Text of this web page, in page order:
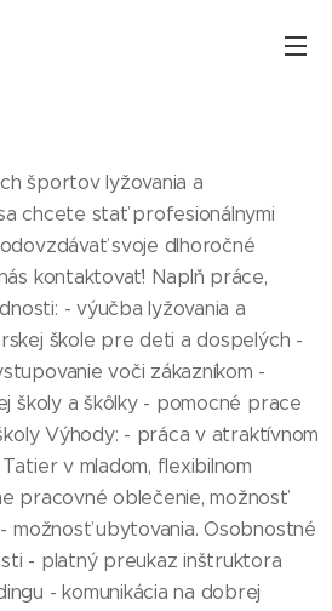
športov lyžovania a
chcete stať profesionálnymi
svoje dlhoročné
kontaktovať! Naplň práce,
- výučba lyžovania a
škole pre deti a dospelých -
voči zákazníkom -
školy a škôlky - pomocné prace
Výhody: - práca v atraktívnom
v mladom, flexibilnom
pracovné oblečenie, možnosť
možnosť ubytovania. Osobnostné
- platný preukaz inštruktora
- komunikácia na dobrej